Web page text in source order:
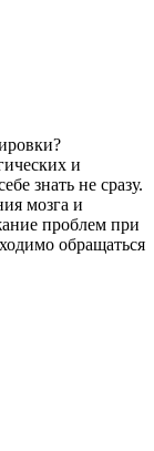
и
знать не сразу.
мозга и
проблем при
обращаться